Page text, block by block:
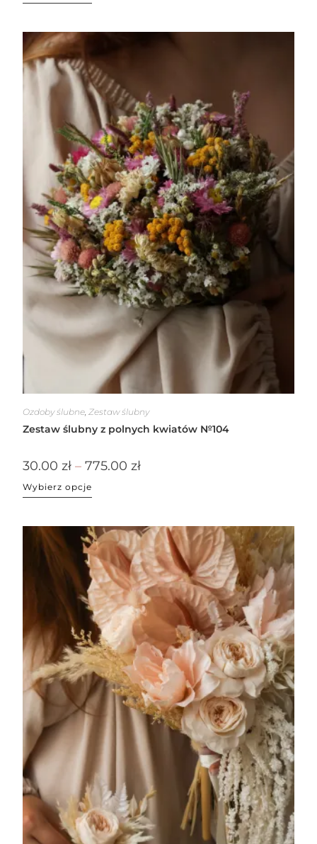
Ozdoby ślubne Zestaw ślubny
Zestaw ślubny z polnych kwiatów №104
30.00zł – 775.00zł
Wybierz opcje